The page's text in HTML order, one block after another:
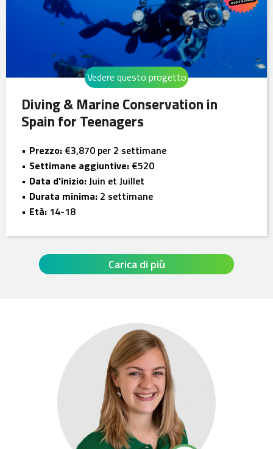
Diving & Marine Conservation in
Spain for Teenagers
Vedere questo progetto
Prezzo: €3,870 per 2 settimane
Settimane aggiuntive: €520
Data d'inizio:Juin et Juillet
Durata minima: 2 settimane
Età: 14-18
Carica di più